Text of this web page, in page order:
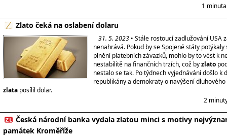
1
Zlato čeká na oslabení dolaru
31. 5. 2023 • Stále rostoucí zadlužování USA
nenahrává. Pokud by se Spojené státy
plnění platebních závazků, mohlo by to vést k
nestabilitě na finančních trzích, což byzlato
nestalo se tak. Po týdnech vyjednávání došlo k
republikány a demokraty o navýšení
zlata posílil dolar.
2
Česká národní banka vydala zlatou minci s motivy
památek Kroměříže